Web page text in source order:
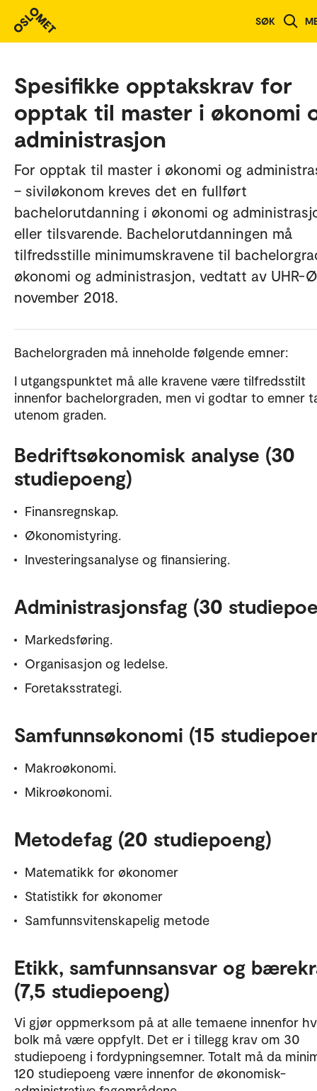
SØK
Spesifikke opptakskrav for
opptak til master i økonomi
administrasjon
For opptak til master i økonomi og
– siviløkonom kreves det en fullført
bachelorutdanning i økonomi og
eller tilsvarende. Bachelorutdanningen må
tilfredsstille minimumskravene til
økonomi og administrasjon, vedtatt av UHR-
november 2018.
Bachelorgraden må inneholde følgende emner:
I utgangspunktet må alle kravene være tilfredsstilt
innenfor bachelorgraden, men vi godtar to emner
utenom graden.
Bedriftsøkonomisk analyse (30
studiepoeng)
Finansregnskap.
Økonomistyring.
Investeringsanalyse og finansiering.
Administrasjonsfag (30
Markedsføring.
Organisasjon og ledelse.
Foretaksstrategi.
Samfunnsøkonomi (15
Makroøkonomi.
Mikroøkonomi.
Metodefag (20 studiepoeng)
Matematikk for økonomer
Statistikk for økonomer
Samfunnsvitenskapelig metode
Etikk, samfunnsansvar og
(7,5 studiepoeng)
Vi gjør oppmerksom på at alle temaene innenfor
bolk må være oppfylt. Det er i tillegg krav om 30
studiepoeng i fordypningsemner. Totalt må da
120 studiepoeng være innenfor de økonomisk-